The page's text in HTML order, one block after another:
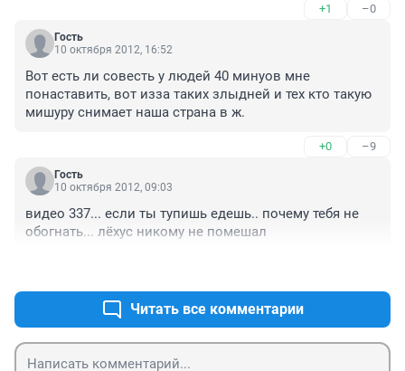
+1 –0
Гость
10 октября 2012, 16:52
Вот есть ли совесть у людей 40 минуов мне
понаставить, вот изза таких злыдней и тех кто такую
мишуру снимает наша страна в ж.
+0 –9
Гость
10 октября 2012, 09:03
видео 337... если ты тупишь едешь.. почему тебя не
обогнать... лёхус никому не помешал
Читать все комментарии